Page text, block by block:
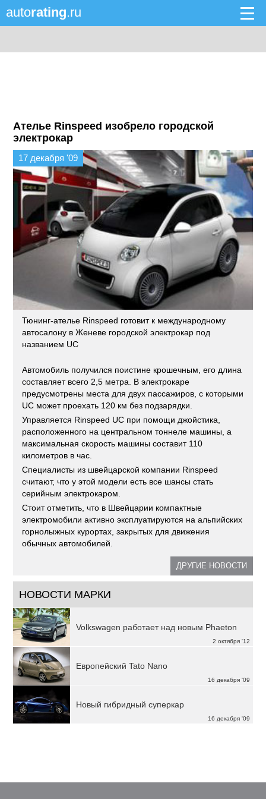
autorating.ru
Ателье Rinspeed изобрело городской
электрокар
17 декабря '09
Тюнинг-ателье Rinspeed готовит к международному
автосалону в Женеве городской электрокар под
названием UC
Автомобиль получился поистине крошечным, его длина
составляет всего 2,5 метра. В электрокаре
предусмотрены места для двух пассажиров, с которыми
UC может проехать 120 км без подзарядки.
Управляется Rinspeed UC при помощи джойстика,
расположенного на центральном тоннеле машины, а
максимальная скорость машины составит 110
километров в час.
Специалисты из швейцарской компании Rinspeed
считают, что у этой модели есть все шансы стать
серийным электрокаром.
Стоит отметить, что в Швейцарии компактные
электромобили активно эксплуатируются на альпийских
горнолыжных курортах, закрытых для движения
обычных автомобилей.
ДРУГИЕ НОВОСТИ
НОВОСТИ МАРКИ
2 октября '12
Volkswagen работает над новым Phaeton
16 декабря '09
Европейский Tato Nano
16 декабря '09
Новый гибридный суперкар